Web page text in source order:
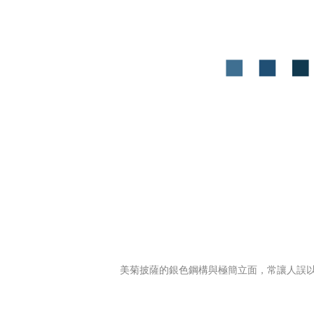
美菊披薩的銀色鋼構與極簡立面，常讓人誤